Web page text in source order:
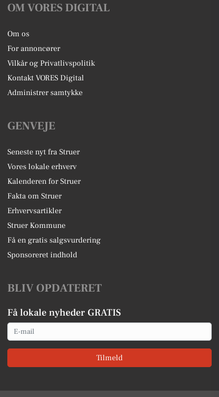
OM VORES DIGITAL
Om os
For annoncører
Vilkår og Privatlivspolitik
Kontakt VORES Digital
Administrer samtykke
GENVEJE
Seneste nyt fra Struer
Vores lokale erhverv
Kalenderen for Struer
Fakta om Struer
Erhvervsartikler
Struer Kommune
Få en gratis salgsvurdering
Sponsoreret indhold
BLIV OPDATERET
Få lokale nyheder GRATIS
Email
Tilmeld